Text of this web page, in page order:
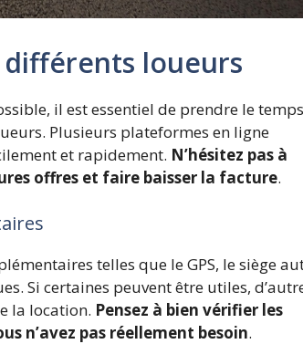
loueurs
il est essentiel de prendre le
Plusieurs plateformes en ligne
et rapidement. N’hésitez pas à
offres et faire baisser la facture.
telles que le GPS, le siège
Si certaines peuvent être utiles,
la location. Pensez à bien vérifier les
n’avez pas réellement besoin.